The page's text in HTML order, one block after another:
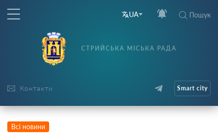
UA Пошук
Контакти
СТРИЙСЬКА МІСЬКА РАДА
Smart city
Всі новини